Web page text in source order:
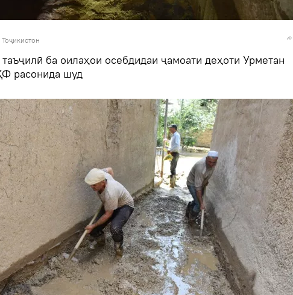
ба оилаҳои осебдидаи ҷамоати деҳоти Урметан
расонида шуд